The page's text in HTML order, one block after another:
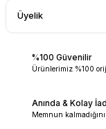
Üyelik
%100 Güvenilir
Ürünlerimiz %100
Anında & Kolay
Memnun